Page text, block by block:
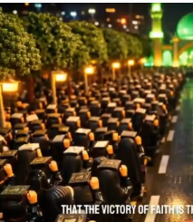
värittyneistä Venäjä-
Ja sama kaava toistui
kritiikkiä. Jakso alkoi
siihen suuntaan kuin
loputtomat […]